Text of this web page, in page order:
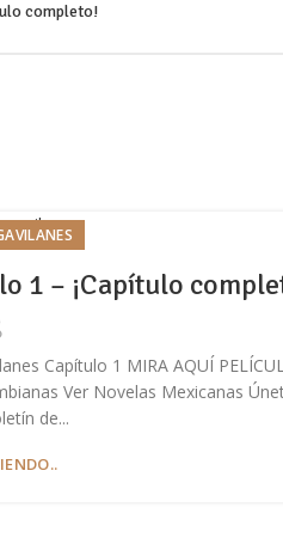
completo!
1 – ¡Capítulo
Capítulo 1 MIRA AQUÍ
Ver Novelas Mexicanas
de...